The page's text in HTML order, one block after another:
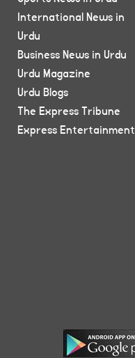
International News in
Urdu
Business News in Urdu
Urdu Magazine
Urdu Blogs
The Express Tribune
Express Entertainment